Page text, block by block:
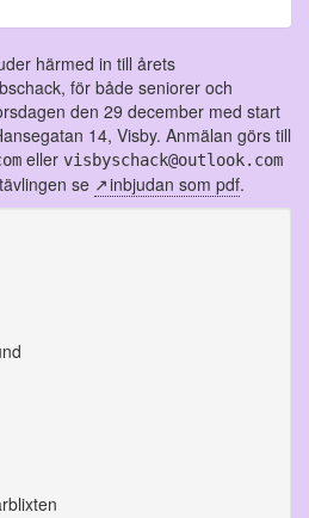
härmed in till årets
för både seniorer och
den 29 december med start
14, Visby. Anmälan görs till
eller visbyschack@outlook.com
se inbjudan som pdf.